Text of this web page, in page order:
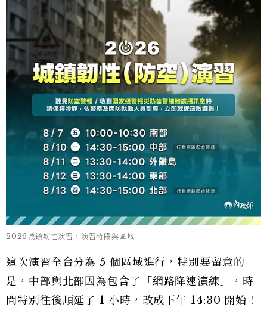
2026城鎮韌性演習，演習時段與區域
這次演習全台分為 5 個區域進行，特別要留意的
是，中部與北部因為包含了「網路降速演練」，時
間特別往後順延了 1 小時，改成下午 14:30 開始！